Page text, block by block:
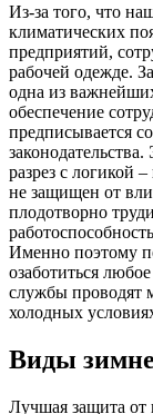
Из-за того, что
климатических
предприятий,
рабочей одежде.
одна из
обеспечение
предписывается
разрез с логикой
не защищен от
плодотворно
Именно поэтому
озаботиться
службы проводят
холодных
Виды
Лучшая защита